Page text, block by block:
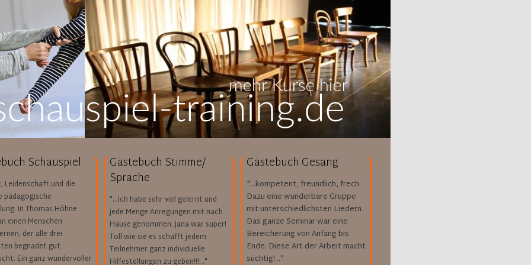
Schauspiel
Leidenschaft und die
pädagogische
In Thomas Höhne
einen Menschen
der alle drei
begnadet gut
Ein ganz wundervoller
Gästebuch Stimme/
Sprache
"...Ich habe sehr viel gelernt und
jede Menge Anregungen mit nach
Hause genommen. Jana war super!
Toll wie sie es schafft jedem
Teilnehmer ganz individuelle
Hilfestellungen zu geben!!!..."
Gästebuch Gesang
"...kompetent, freundlich, frech.
Dazu eine wunderbare Gruppe
mit unterschiedlichsten Liedern.
Das ganze Seminar war eine
Bereicherung von Anfang bis
Ende. Diese Art der Arbeit macht
süchtig!..."